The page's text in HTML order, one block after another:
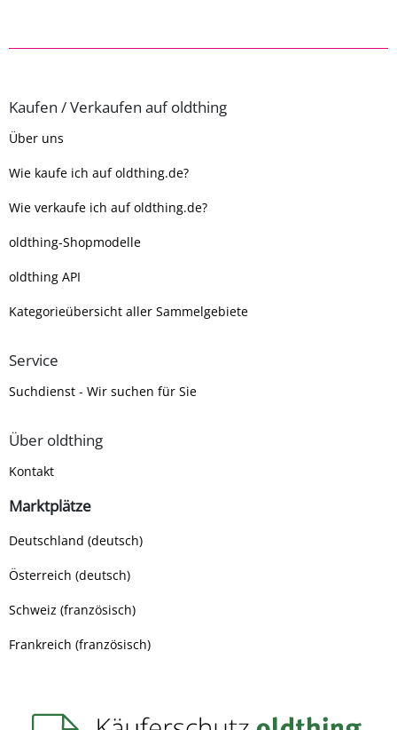
Kaufen / Verkaufen auf oldthing
Über uns
Wie kaufe ich auf oldthing.de?
Wie verkaufe ich auf oldthing.de?
oldthing-Shopmodelle
oldthing API
Kategorieübersicht aller Sammelgebiete
Service
Suchdienst - Wir suchen für Sie
Über oldthing
Kontakt
Marktplätze
Deutschland (deutsch)
Österreich (deutsch)
Schweiz (französisch)
Frankreich (französisch)